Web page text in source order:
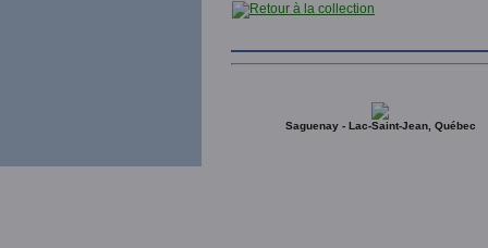
Saguenay - Lac-Saint-Jean, Québec